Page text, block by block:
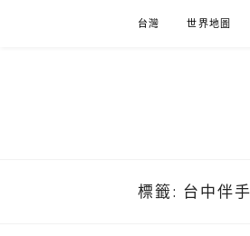
台灣 世界地圖
標籤: 台中伴